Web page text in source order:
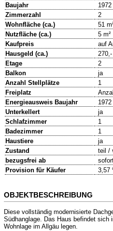
Baujahr
1972
Zimmerzahl
2
Wohnfläche (ca.)
51
Nutzfläche (ca.)
5 m²
Kaufpreis
auf
Hausgeld (ca.)
Etage
2
Balkon
ja
Anzahl Stellplätze
1
Freiplatz
Energieausweis Baujahr
1972
Unterkellert
ja
Schlafzimmer
1
Badezimmer
1
Haustiere
ja
Zustand
teil /
bezugsfrei ab
Provision für Käufer
3,57
OBJEKTBESCHREIBUNG
Diese vollständig modernisierte
Südhanglage. Das Haus befindet sich
Wohnlage im Allgäu legen.